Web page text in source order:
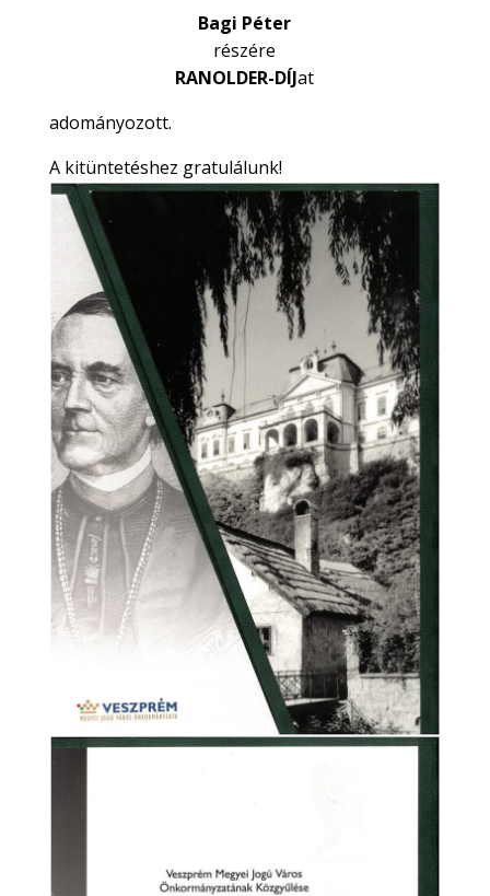
Bagi Péter
részére
RANOLDER-DÍJat
adományozott.
A kitüntetéshez gratulálunk!